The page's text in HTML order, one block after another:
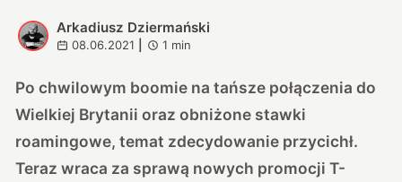
A
Arkadiusz Dziermański
08.06.2021 1 min
Po chwilowym boomie na tańsze połączenia do
Wielkiej Brytanii oraz obniżone stawki
roamingowe, temat zdecydowanie przycichł.
Teraz wraca za sprawą nowych promocji T-